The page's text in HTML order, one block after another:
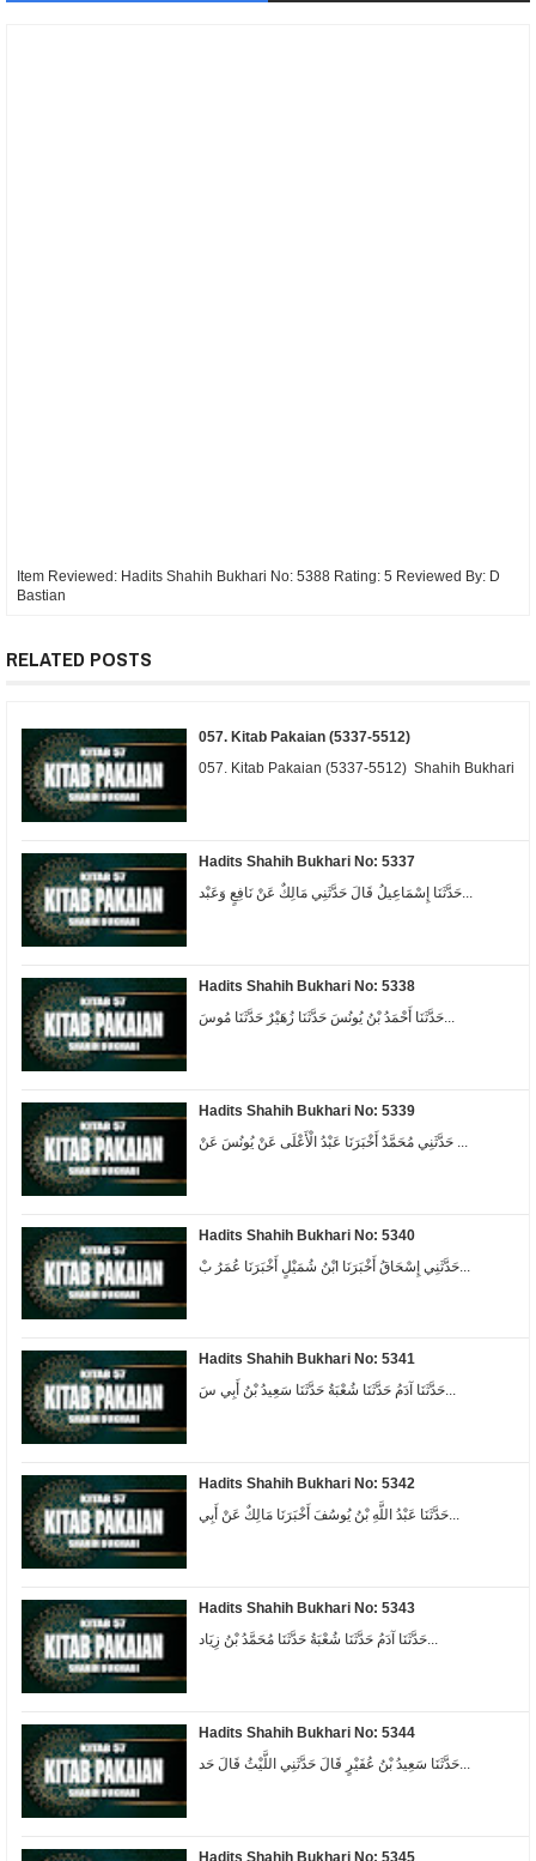
Item Reviewed: Hadits Shahih Bukhari No: 5388 Rating: 5 Reviewed By: D
Bastian
RELATED POSTS
057. Kitab Pakaian (5337-5512)
057. Kitab Pakaian (5337-5512) Shahih Bukhari
Hadits Shahih Bukhari No: 5337
حَدَّثَنَا إِسْمَاعِيلُ قَالَ حَدَّثَنِي مَالِكٌ عَنْ نَافِعٍ وَعَبْد...
Hadits Shahih Bukhari No: 5338
حَدَّثَنَا أَحْمَدُ بْنُ يُونُسَ حَدَّثَنَا زُهَيْرٌ حَدَّثَنَا مُوسَ...
Hadits Shahih Bukhari No: 5339
Hadits Shahih Bukhari No: 5340
Hadits Shahih Bukhari No: 5341
حَدَّثَنَا آدَمُ حَدَّثَنَا شُعْبَةُ حَدَّثَنَا سَعِيدُ بْنُ أَبِي سَ...
Hadits Shahih Bukhari No: 5342
حَدَّثَنَا عَبْدُ اللَّهِ بْنُ يُوسُفَ أَخْبَرَنَا مَالِكٌ عَنْ أَبِي...
Hadits Shahih Bukhari No: 5343
حَدَّثَنَا آدَمُ حَدَّثَنَا شُعْبَةُ حَدَّثَنَا مُحَمَّدُ بْنُ زِيَاد...
Hadits Shahih Bukhari No: 5344
حَدَّثَنَا سَعِيدُ بْنُ عُفَيْرٍ قَالَ حَدَّثَنِي اللَّيْثُ قَالَ حَد...
Hadits Shahih Bukhari No: 5345